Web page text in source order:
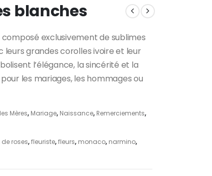
blanches
exclusivement de sublimes
leurs grandes corolles ivoire et leur
l’élégance, la sincérité et la
les mariages, les hommages ou
Mères, Mariage, Naissance, Remerciements,
roses,fleuriste,fleurs, monaco, narmino,